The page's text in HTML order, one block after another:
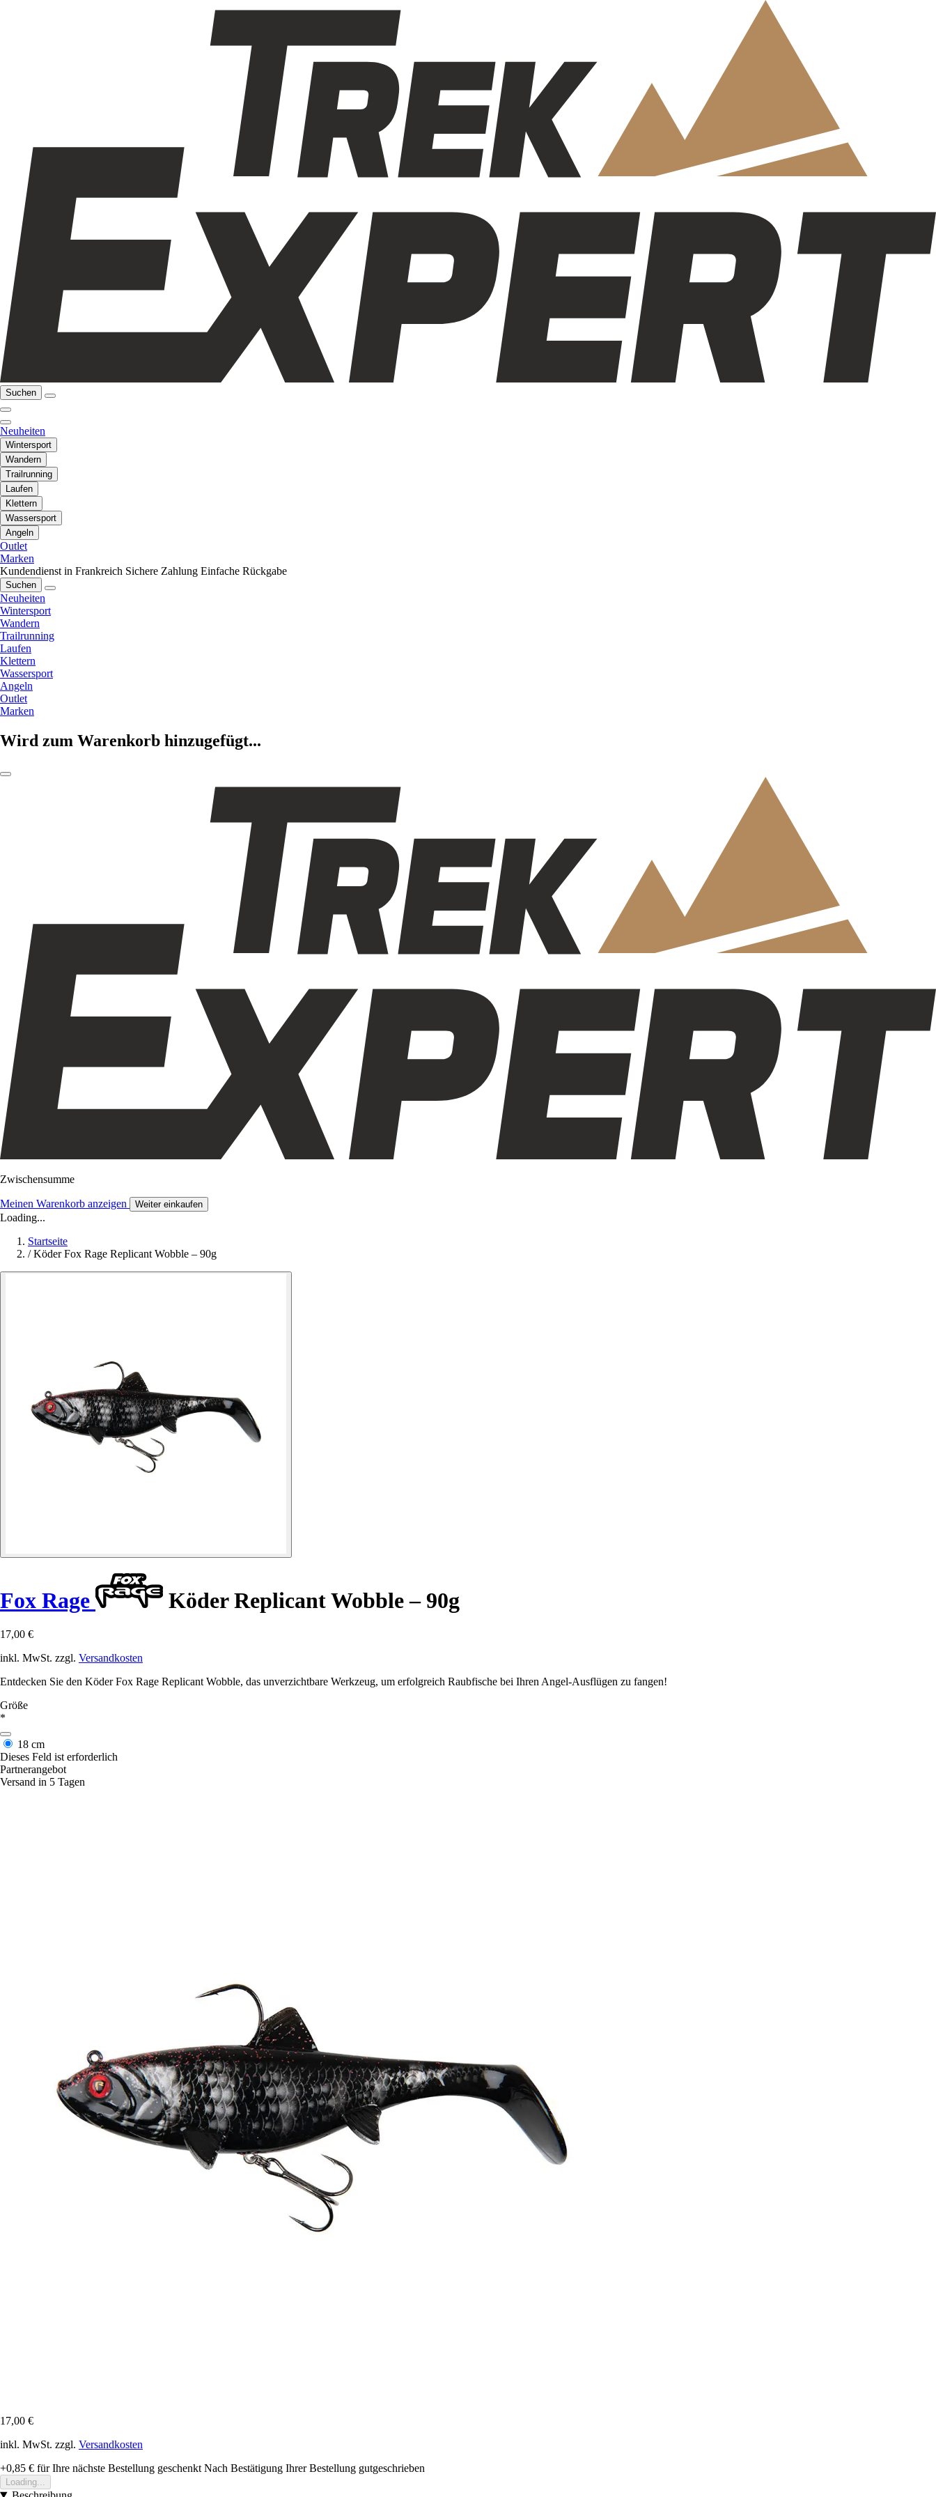
Suchen
Neuheiten
Wintersport
Wandern
Trailrunning
Laufen
Klettern
Wassersport
Angeln
Outlet
Marken
Kundendienst in Frankreich Sichere Zahlung Einfache Rückgabe
Suchen
Neuheiten
Wintersport
Wandern
Trailrunning
Laufen
Klettern
Wassersport
Angeln
Outlet
Marken
Wird zum Warenkorb hinzugefügt...
Zwischensumme
Meinen Warenkorb anzeigen Weiter einkaufen
Loading...
Startseite
/ Köder Fox Rage Replicant Wobble – 90g
Fox Rage Köder Replicant Wobble – 90g
17,00 €
inkl. MwSt. zzgl. Versandkosten
Entdecken Sie den Köder Fox Rage Replicant Wobble, das unverzichtbare Werkzeug, um erfolgreich Raubfische bei Ihren Angel-Ausflügen zu fangen!
Größe
*
18 cm
Dieses Feld ist erforderlich
Partnerangebot
Versand in 5 Tagen
17,00 €
inkl. MwSt. zzgl. Versandkosten
+0,85 € für Ihre nächste Bestellung geschenkt Nach Bestätigung Ihrer Bestellung gutgeschrieben
Loading...